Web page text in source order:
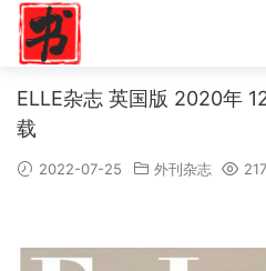
ELLE杂志 英国版 2020年
载
2022-07-25 外刊杂志 217